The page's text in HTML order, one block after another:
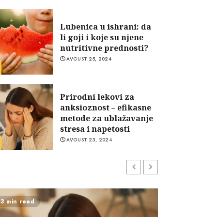
u ishrani: da li
prednosti?
MILENA AVGUST 25, 2024
Lubenica u ishrani: da
li goji i koje su njene
nutritivne prednosti?
AVGUST 25, 2024
Prirodni lekovi za
anksioznost – efikasne
metode za ublažavanje
stresa i napetosti
AVGUST 23, 2024
Šta je fasting? Saveti i
zdravstvene prednosti
posta
AVGUST 23, 2024
3 min read